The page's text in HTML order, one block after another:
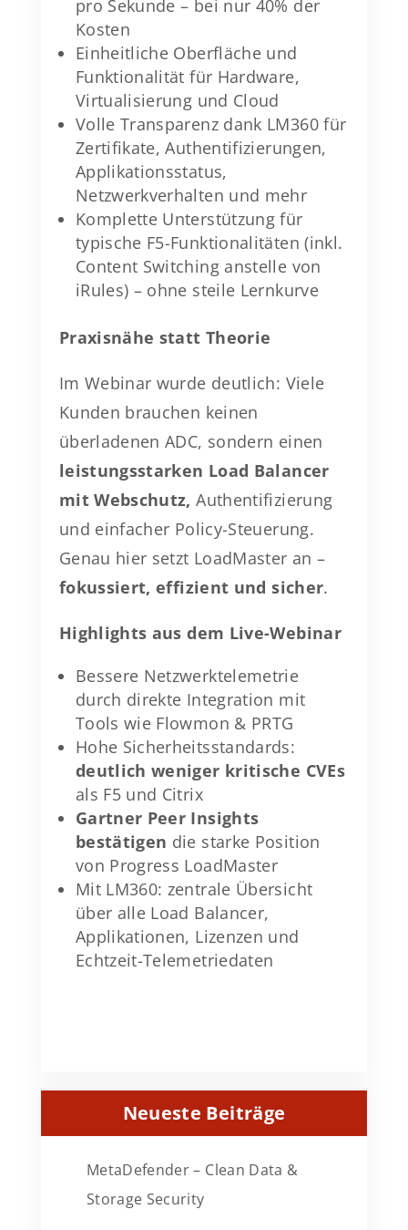
pro Sekunde – bei nur 40% der
Kosten
Einheitliche Oberfläche und
Funktionalität für Hardware,
Virtualisierung und Cloud
Volle Transparenz dank LM360 für
Zertifikate, Authentifizierungen,
Applikationsstatus,
Netzwerkverhalten und mehr
Komplette Unterstützung für
typische F5-Funktionalitäten (inkl.
Content Switching anstelle von
iRules) – ohne steile Lernkurve
Praxisnähe statt Theorie
Im Webinar wurde deutlich: Viele
Kunden brauchen keinen
überladenen ADC, sondern einen
leistungsstarken Load Balancer
mit Webschutz,Authentifizierung
und einfacher Policy-Steuerung.
Genau hier setzt LoadMaster an –
fokussiert, effizient und sicher.
Highlights aus dem Live-Webinar
Bessere Netzwerktelemetrie
durch direkte Integration mit
Tools wie Flowmon & PRTG
Hohe Sicherheitsstandards:
deutlich weniger kritische CVEs
als F5 und Citrix
Gartner Peer Insights
bestätigen die starke Position
von Progress LoadMaster
Mit LM360: zentrale Übersicht
über alle Load Balancer,
Applikationen, Lizenzen und
Echtzeit-Telemetriedaten
Neueste Beiträge
MetaDefender – Clean Data &
Storage Security